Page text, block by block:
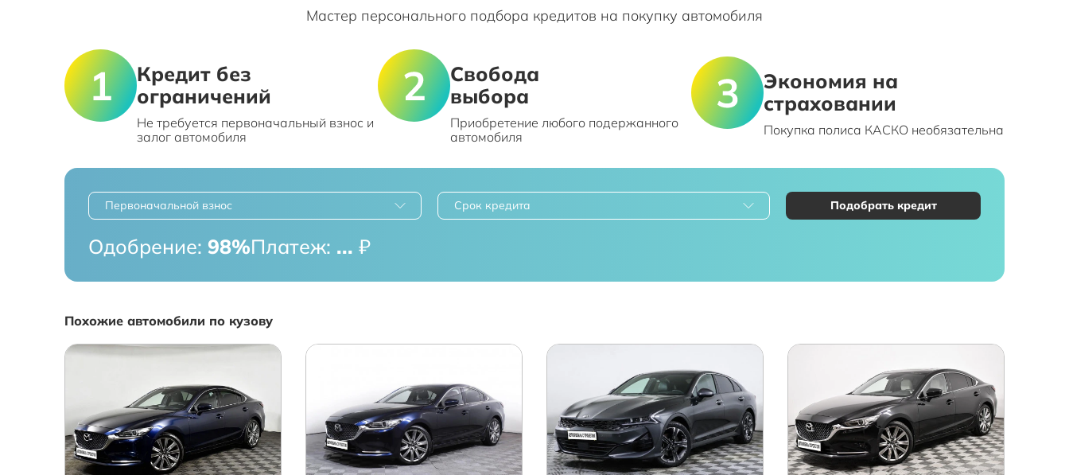
Мастер персонального подбора кредитов на покупку автомобиля
Кредит без
ограничений
Не требуется первоначальный взнос и
залог автомобиля
Свобода
выбора
Приобретение любого подержанного
автомобиля
Экономия на
страховании
Покупка полиса КАСКО необязательна
Первоначальной взнос Срок кредита Подобрать кредит
Одобрение: 98%Платеж: ... ₽
Похожие автомобили по кузову